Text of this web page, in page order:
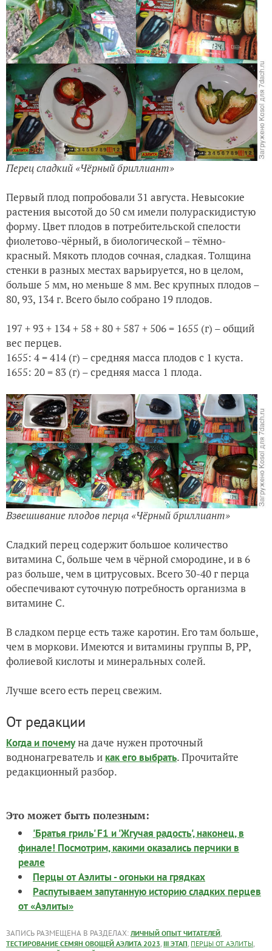
Перец сладкий «Чёрный бриллиант»
Первый плод попробовали 31 августа. Невысокие
растения высотой до 50 см имели полураскидистую
форму. Цвет плодов в потребительской спелости
фиолетово-чёрный, в биологической – тёмно-
красный. Мякоть плодов сочная, сладкая. Толщина
стенки в разных местах варьируется, но в целом,
больше 5 мм, но меньше 8 мм. Вес крупных плодов –
80, 93, 134 г. Всего было собрано 19 плодов.
197 + 93 + 134 + 58 + 80 + 587 + 506 = 1655 (г) – общий
вес перцев.
1655: 4 = 414 (г) – средняя масса плодов с 1 куста.
1655: 20 = 83 (г) – средняя масса 1 плода.
Взвешивание плодов перца «Чёрный бриллиант»
Сладкий перец содержит большое количество
витамина С, больше чем в чёрной смородине, и в 6
раз больше, чем в цитрусовых. Всего 30-40 г перца
обеспечивают суточную потребность организма в
витамине С.
В сладком перце есть таже каротин. Его там больше,
чем в моркови. Имеются и витамины группы В, РР,
фолиевой кислоты и минеральных солей.
Лучше всего есть перец свежим.
От редакции
Когда и почемуна даче нужен проточный
воднонагреватель и как его выбрать. Прочитайте
редакционный разбор.
Это может быть полезным:
'Братья гриль' F1 и 'Жгучая радость', наконец, в
финале! Посмотрим, какими оказались перчики в
реале
Перцы от Аэлиты - огоньки на грядках
Распутываем запутанную историю сладких перцев
от «Аэлиты»
ЗАПИСЬ РАЗМЕЩЕНА В РАЗДЕЛАХ: ЛИЧНЫЙ ОПЫТ ЧИТАТЕЛЕЙ,
ТЕСТИРОВАНИЕ СЕМЯН ОВОЩЕЙ АЭЛИТА 2023, III ЭТАП, ПЕРЦЫ ОТ АЭЛИТЫ,